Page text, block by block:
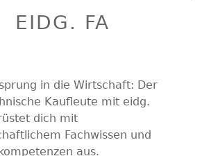
EIDG. FA
in die Wirtschaft: Der
Kaufleute mit eidg.
dich mit
Fachwissen und
aus.